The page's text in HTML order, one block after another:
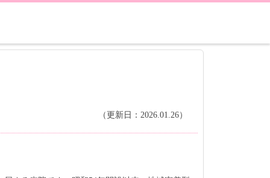
（更新日：2026.01.26）